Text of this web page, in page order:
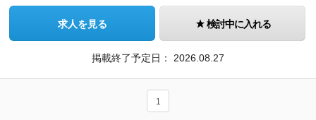
求人を見る 検討中に入れる
掲載終了予定日： 2026.08.27
1